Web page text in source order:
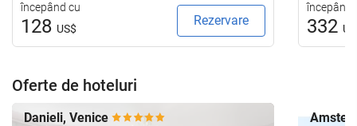
începând cu
128 US$
Rezervare
începând
332
Oferte de hoteluri
Danieli, Venice